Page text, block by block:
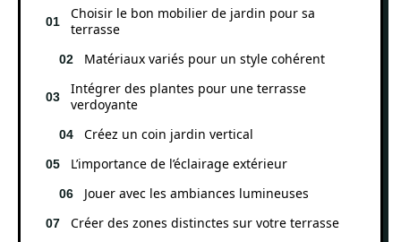
Choisir le bon mobilier de jardin pour sa
terrasse
Matériaux variés pour un style cohérent
Intégrer des plantes pour une terrasse
verdoyante
Créez un coin jardin vertical
L’importance de l’éclairage extérieur
Jouer avec les ambiances lumineuses
Créer des zones distinctes sur votre terrasse